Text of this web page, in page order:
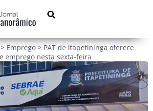
> Emprego > PAT de Itapetininga oferece
emprego nesta sexta-feira